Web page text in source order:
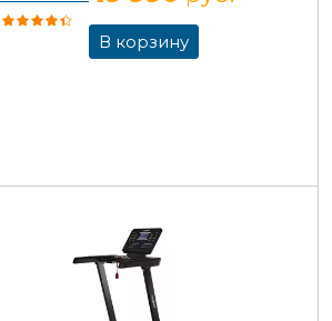
В корзину